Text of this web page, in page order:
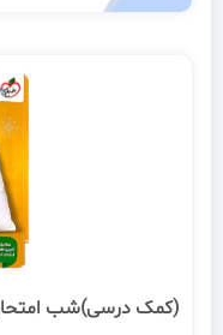
(کمک درسی)شب